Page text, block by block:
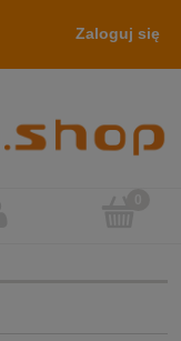
Zaloguj się